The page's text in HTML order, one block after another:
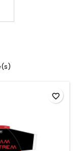
favorite_border